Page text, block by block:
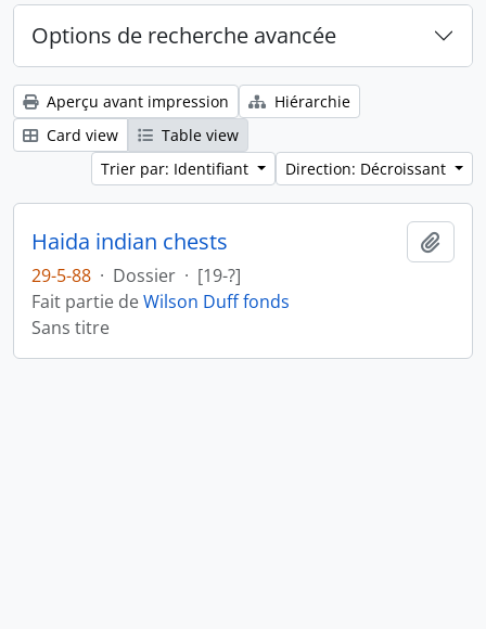
Options de recherche avancée
Aperçu avant impression
Hiérarchie
Card view
Table view
Trier par: Identifiant
Direction: Décroissant
Haida indian chests
29-5-88 · Dossier · [19-?]
Fait partie deWilson Duff fonds
Sans titre